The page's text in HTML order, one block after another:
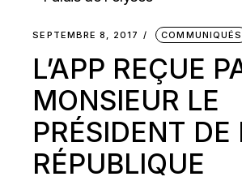
SEPTEMBRE 8, 2017 COMMUNIQUÉS
L’APP REÇUE
MONSIEUR LE
PRÉSIDENT DE
RÉPUBLIQUE